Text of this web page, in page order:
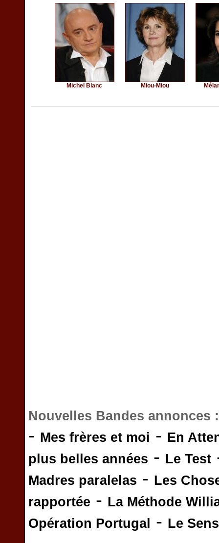
Michel Blanc Miou-Miou
Nouvelles Bandes annonces
- Mes frères et moi - En
plus belles années - Le Test
Madres paralelas - Les
rapportée - La Méthode
Opération Portugal
- Le